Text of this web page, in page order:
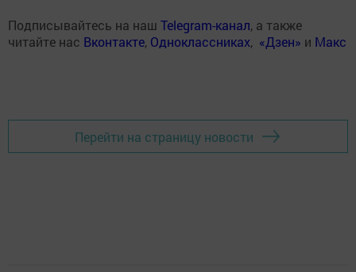
Подписывайтесь на наш Telegram-канал, а также
читайте нас Вконтакте, Одноклассниках, «Дзен» и Макс
Перейти на страницу новости